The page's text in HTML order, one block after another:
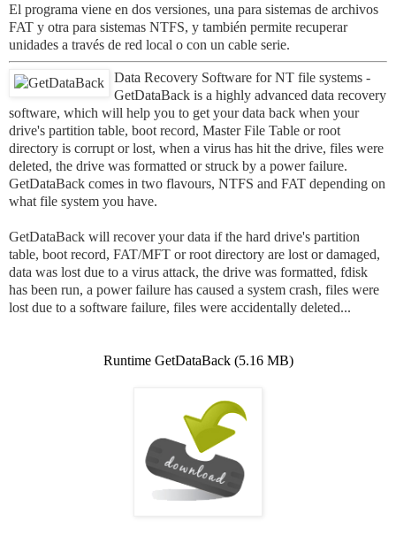
El programa viene en dos versiones, una para sistemas de archivos
FAT y otra para sistemas NTFS, y también permite recuperar
unidades a través de red local o con un cable serie.
Data Recovery Software for NT file systems -
GetDataBack is a highly advanced data recovery
software, which will help you to get your data back when your
drive's partition table, boot record, Master File Table or root
directory is corrupt or lost, when a virus has hit the drive, files were
deleted, the drive was formatted or struck by a power failure.
GetDataBack comes in two flavours, NTFS and FAT depending on
what file system you have.
GetDataBack will recover your data if the hard drive's partition
table, boot record, FAT/MFT or root directory are lost or damaged,
data was lost due to a virus attack, the drive was formatted, fdisk
has been run, a power failure has caused a system crash, files were
lost due to a software failure, files were accidentally deleted...
Runtime GetDataBack (5.16 MB)